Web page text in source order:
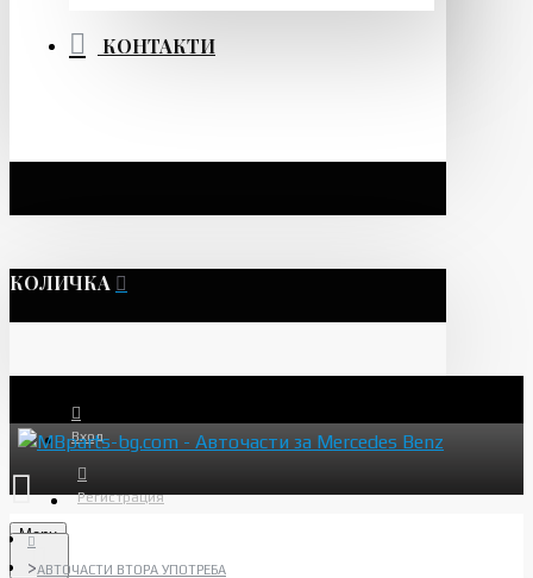
КОНТАКТИ
КОЛИЧКА
Вход
Регистрация
Menu
АВТОЧАСТИ ВТОРА УПОТРЕБА